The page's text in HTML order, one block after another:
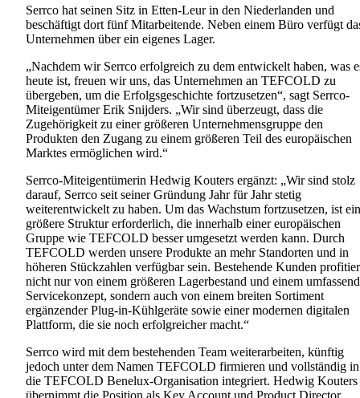
Serrco hat seinen Sitz in Etten-Leur in den Niederlanden und
beschäftigt dort fünf Mitarbeitende. Neben einem Büro verfügt
Unternehmen über ein eigenes Lager.
„Nachdem wir Serrco erfolgreich zu dem entwickelt haben, was
heute ist, freuen wir uns, das Unternehmen an TEFCOLD zu
übergeben, um die Erfolgsgeschichte fortzusetzen“, sagt Serrco-
Miteigentümer Erik Snijders. „Wir sind überzeugt, dass die
Zugehörigkeit zu einer größeren Unternehmensgruppe den
Produkten den Zugang zu einem größeren Teil des europäischen
Marktes ermöglichen wird.“
Serrco-Miteigentümerin Hedwig Kouters ergänzt: „Wir sind stolz
darauf, Serrco seit seiner Gründung Jahr für Jahr stetig
weiterentwickelt zu haben. Um das Wachstum fortzusetzen, ist
größere Struktur erforderlich, die innerhalb einer europäischen
Gruppe wie TEFCOLD besser umgesetzt werden kann. Durch
TEFCOLD werden unsere Produkte an mehr Standorten und in
höheren Stückzahlen verfügbar sein. Bestehende Kunden
nicht nur von einem größeren Lagerbestand und einem
Servicekonzept, sondern auch von einem breiten Sortiment
ergänzender Plug-in-Kühlgeräte sowie einer modernen digitalen
Plattform, die sie noch erfolgreicher macht.“
Serrco wird mit dem bestehenden Team weiterarbeiten, künftig
jedoch unter dem Namen TEFCOLD firmieren und vollständig in
die TEFCOLD Benelux-Organisation integriert. Hedwig Kouters
übernimmt die Position als Key Account und Product Director,